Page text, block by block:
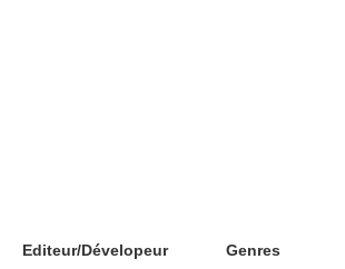
Editeur/Dévelopeur Genres